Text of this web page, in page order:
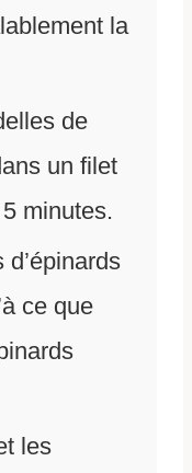
la
de
un filet
minutes.
ce que
les